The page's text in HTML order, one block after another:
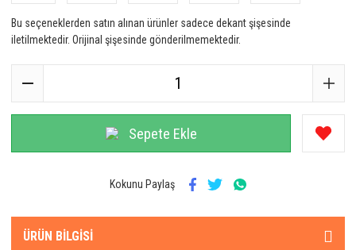
Bu seçeneklerden satın alınan ürünler sadece dekant şişesinde
iletilmektedir. Orijinal şişesinde gönderilmemektedir.
Sepete Ekle
Kokunu Paylaş
ÜRÜN BILGISI